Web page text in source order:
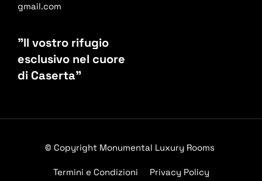
gmail.com
"Il vostro rifugio
esclusivo nel cuore
di Caserta"
© Copyright Monumental Luxury Rooms
Termini e Condizioni Privacy Policy